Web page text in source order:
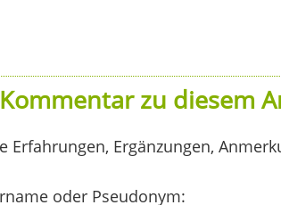
zu diesem
Erfahrungen, Ergänzungen,
oder Pseudonym: